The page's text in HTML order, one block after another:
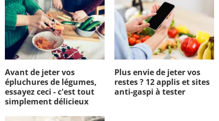
Avant de jeter vos
épluchures de légumes,
essayez ceci - c'est tout
simplement délicieux
Plus envie de jeter vos
restes ? 12 applis et sites
anti-gaspi à tester